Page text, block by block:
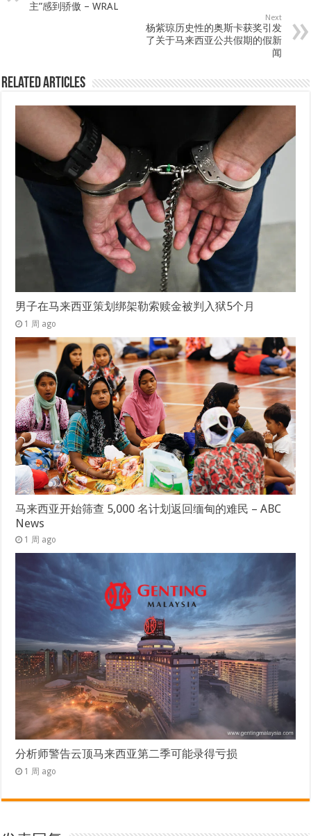
主”感到骄傲 – WRAL
Next
杨紫琼历史性的奥斯卡获奖引发
了关于马来西亚公共假期的假新
闻
Related Articles
男子在马来西亚策划绑架勒索赎金被判入狱5个月
1 周 ago
马来西亚开始筛查 5,000 名计划返回缅甸的难民 – ABC
News
1 周 ago
分析师警告云顶马来西亚第二季可能录得亏损
1 周 ago